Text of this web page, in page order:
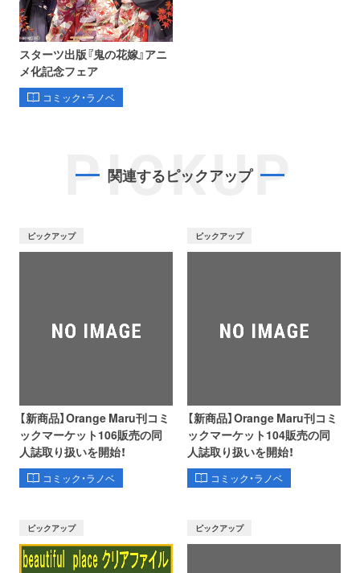
スターツ出版『鬼の花嫁』アニ
メ化記念フェア
コミック・ラノベ
PICKUP
関連するピックアップ
ピックアップ
【新商品】Orange Maru刊コミ
ックマーケット106販売の同
人誌取り扱いを開始！
コミック・ラノベ
ピックアップ
【新商品】Orange Maru刊コミ
ックマーケット104販売の同
人誌取り扱いを開始！
コミック・ラノベ
ピックアップ ピックアップ